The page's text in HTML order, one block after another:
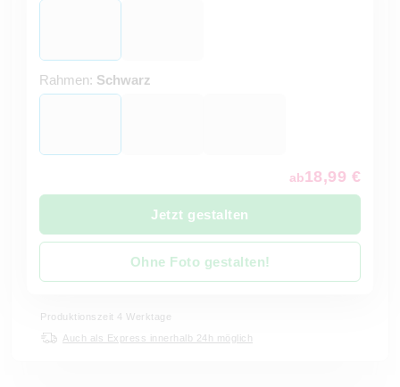
Rahmen: Schwarz
ab18,99 €
Jetzt gestalten
Ohne Foto gestalten!
Produktionszeit 4 Werktage
Auch als Express innerhalb 24h möglich